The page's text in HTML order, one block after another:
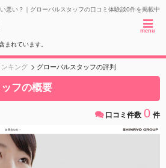
悪い？｜グローバルスタッフの口コミ体験談0件を掲載中
menu
まれています。
キング グローバルスタッフの評判
フの概要
口コミ件数 0 件